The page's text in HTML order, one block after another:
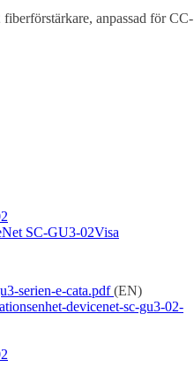
anpassad för CC-
Visa
serien-e-cata.pdf(EN)
devicenet-sc-gu3-02-